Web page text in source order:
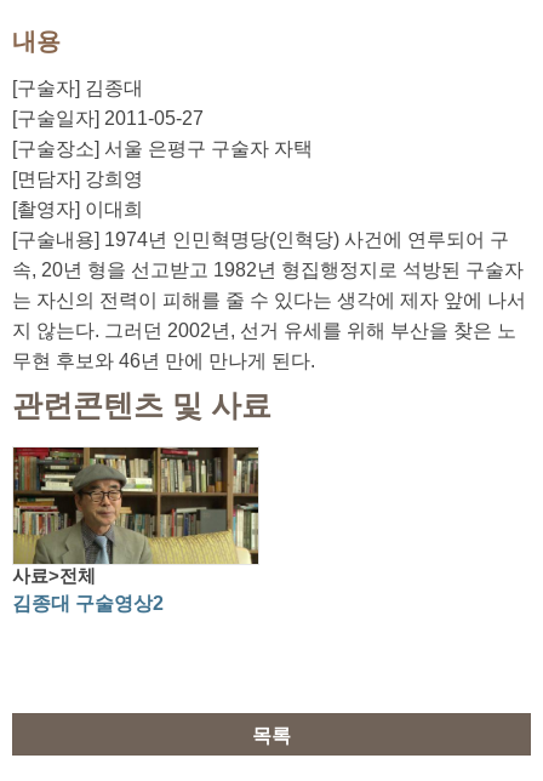
내용
[구술자] 김종대
[구술일자] 2011-05-27
[구술장소] 서울 은평구 구술자 자택
[면담자] 강희영
[촬영자] 이대희
[구술내용] 1974년 인민혁명당(인혁당) 사건에 연루되어 구
속, 20년 형을 선고받고 1982년 형집행정지로 석방된 구술자
는 자신의 전력이 피해를 줄 수 있다는 생각에 제자 앞에 나서
지 않는다. 그러던 2002년, 선거 유세를 위해 부산을 찾은 노
무현 후보와 46년 만에 만나게 된다.
관련콘텐츠 및 사료
사료>전체
김종대 구술영상2
목록